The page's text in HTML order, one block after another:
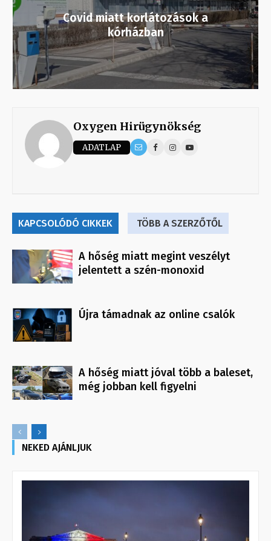
Covid miatt korlátozások a
kórházban
Oxygen Hirügynökség
ADATLAP
KAPCSOLÓDÓ CIKKEK TÖBB A SZERZŐTŐL
A hőség miatt megint veszélyt
jelentett a szén-monoxid
Újra támadnak az online csalók
A hőség miatt jóval több a baleset,
még jobban kell figyelni
NEKED AJÁNLJUK